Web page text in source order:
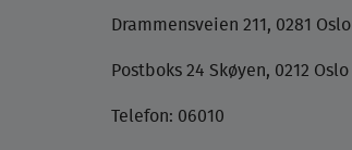
Drammensveien 211, 0281 Oslo
Postboks 24 Skøyen, 0212 Oslo
Telefon: 06010